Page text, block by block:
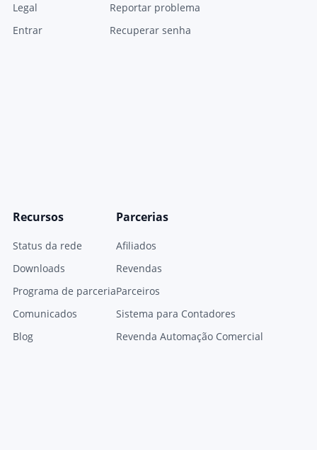
Legal
Entrar
Reportar problema
Recuperar senha
Recursos
Status da rede
Downloads
Programa de parceria
Comunicados
Blog
Parcerias
Afiliados
Revendas
Parceiros
Sistema para Contadores
Revenda Automação Comercial